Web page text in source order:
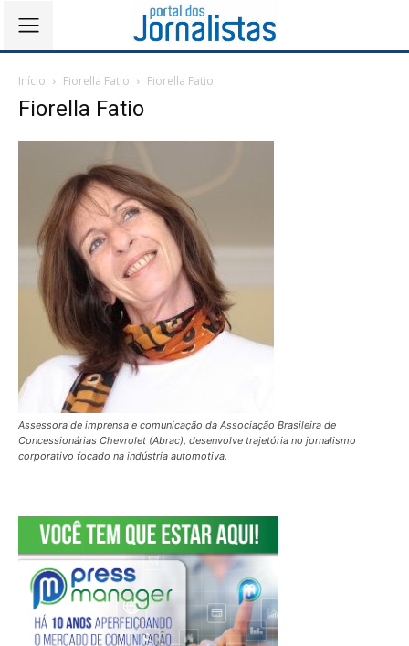
Início Fiorella Fatio Fiorella Fatio
Fiorella Fatio
Assessora de imprensa e comunicação da Associação Brasileira de
Concessionárias Chevrolet (Abrac), desenvolve trajetória no jornalismo
corporativo focado na indústria automotiva.